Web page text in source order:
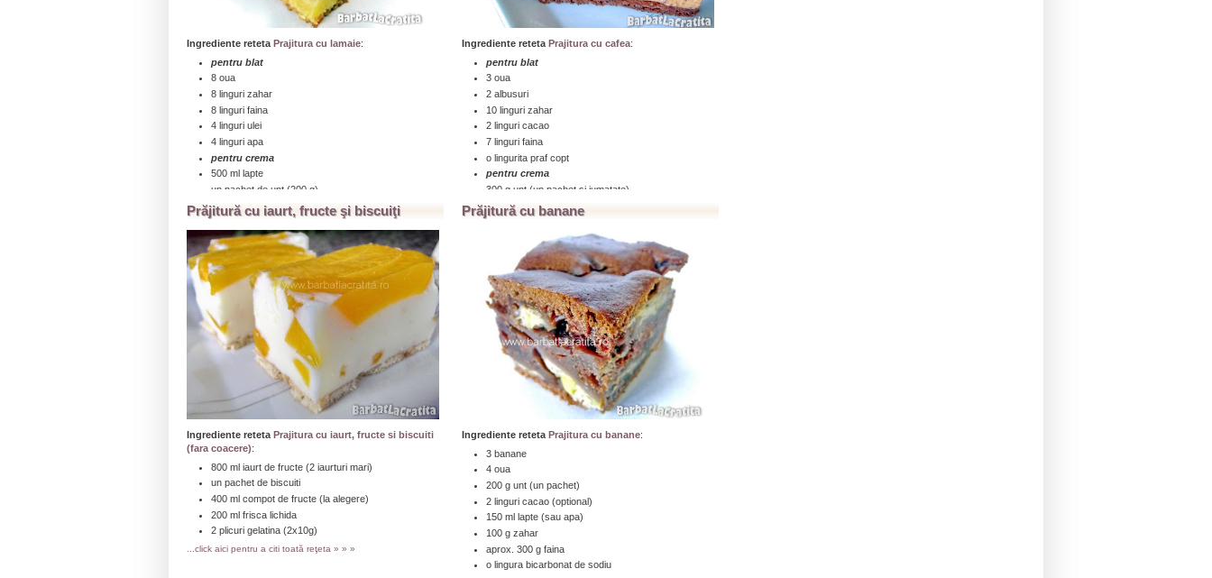
Ingrediente reteta Prajitura cu lamaie:
pentru blat
8 oua
8 linguri zahar
8 linguri faina
4 linguri ulei
4 linguri apa
pentru crema
500 ml lapte
un pachet de unt (200 g)
o lamaie
5 linguri faina
5 linguri zahar
pentru decor
o tableta de ciocolata alba (100 g)
...click aici pentru a citi toată reţeta » » »
Ingrediente reteta Prajitura cu cafea:
pentru blat
3 oua
2 albusuri
10 linguri zahar
2 linguri cacao
7 linguri faina
o lingurita praf copt
pentru crema
300 g unt (un pachet si jumatate)
200 g zahar pudra
2 galbenusuri
3 linguri ness/ cafea solubila (optional)
pentru insiropat
250 ml cafea tare (indulcita)
...click aici pentru a citi toată reţeta » » »
Prăjitură cu iaurt, fructe şi biscuiţi
Ingrediente reteta Prajitura cu iaurt, fructe si biscuiti
(fara coacere):
800 ml iaurt de fructe (2 iaurturi mari)
un pachet de biscuiti
400 ml compot de fructe (la alegere)
200 ml frisca lichida
2 plicuri gelatina (2x10g)
...click aici pentru a citi toată reţeta » » »
Prăjitură cu banane
Ingrediente reteta Prajitura cu banane:
3 banane
4 oua
200 g unt (un pachet)
2 linguri cacao (optional)
150 ml lapte (sau apa)
100 g zahar
aprox. 300 g faina
o lingura bicarbonat de sodiu